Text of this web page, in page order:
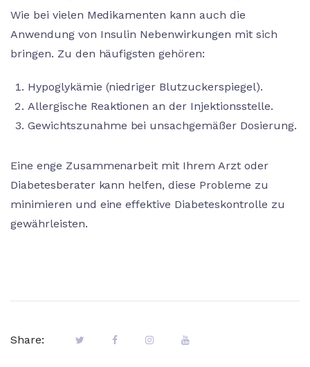
Wie bei vielen Medikamenten kann auch die
Anwendung von Insulin Nebenwirkungen mit sich
bringen. Zu den häufigsten gehören:
Hypoglykämie (niedriger Blutzuckerspiegel).
Allergische Reaktionen an der Injektionsstelle.
Gewichtszunahme bei unsachgemäßer Dosierung.
Eine enge Zusammenarbeit mit Ihrem Arzt oder
Diabetesberater kann helfen, diese Probleme zu
minimieren und eine effektive Diabeteskontrolle zu
gewährleisten.
Share: